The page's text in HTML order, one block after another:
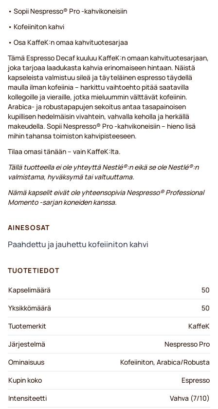
• Sopii Nespresso® Pro -kahvikoneisiin
• Kofeiiniton kahvi
• Osa KaffeK:n omaa kahvituotesarjaa
Tämä Espresso Decaf kuuluu KaffeK:n omaan kahvituotesarjaan,
joka tarjoaa laadukasta kahvia erinomaiseen hintaan. Näistä
kapseleista valmistuu sileä ja täyteläinen espresso täydellä
maulla ilman kofeiinia – harkittu vaihtoehto pitää saatavilla
kollegoille ja vieraille, jotka mieluummin välttävät kofeiinin.
Arabica- ja robustapapujen sekoitus antaa tasapainoisen
kupillisen hedelmäisin vivahtein, vahvalla keholla ja herkällä
makeudella. Sopii Nespresso® Pro -kahvikoneisiin – hieno lisä
mihin tahansa toimiston kahvipisteeseen.
Tilaa omasi tänään – vain KaffeK:lta.
Tällä tuotteella ei ole yhteyttä Nestlé®:n eikä se ole Nestlé®:n
valmistama, hyväksymä tai valtuuttama.
Nämä kapselit eivät ole yhteensopivia Nespresso® Professional
Momento -sarjan koneiden kanssa.
AINESOSAT
Paahdettu ja jauhettu kofeiiniton kahvi
TUOTETIEDOT
Kapselimäärä
50
Yksikkömäärä
50
Tuotemerkit
KaffeK
Järjestelmä
Nespresso Pro
Ominaisuus
Kofeiiniton, Arabica/Robusta
Kupin koko
Espresso
Intensiteetti
Vahva (7/10)